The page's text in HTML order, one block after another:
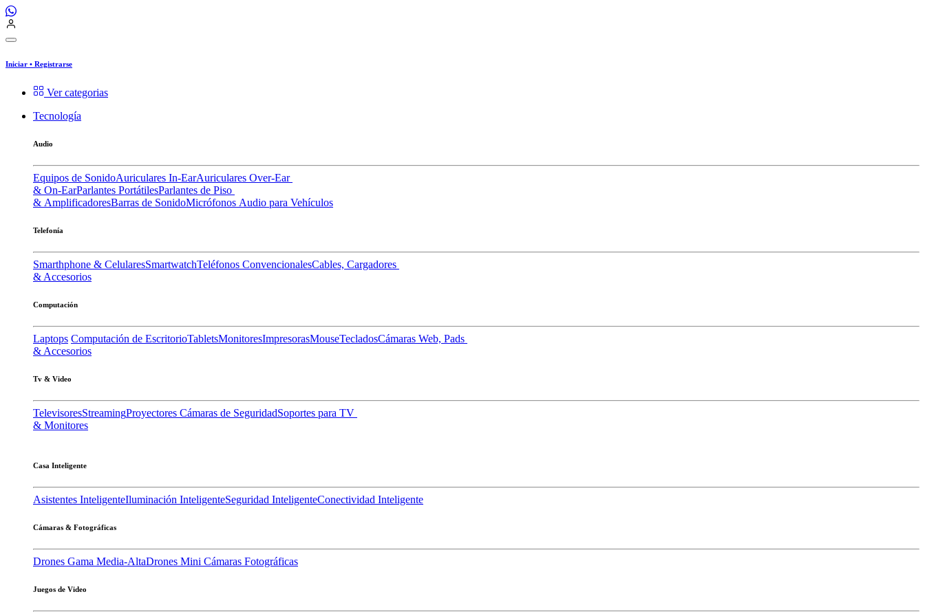
Iniciar • Registrarse
Ver categorias
Tecnología
Audio
Equipos de SonidoAuriculares In-EarAuriculares Over-Ear
& On-EarParlantes PortátilesParlantes de Piso
& AmplificadoresBarras de SonidoMicrófonos Audio para Vehículos
Telefonía
Smarthphone & CelularesSmartwatchTeléfonos ConvencionalesCables, Cargadores
& Accesorios
Computación
Laptops Computación de EscritorioTabletsMonitoresImpresorasMouseTecladosCámaras Web, Pads
& Accesorios
Tv & Video
TelevisoresStreamingProyectores Cámaras de SeguridadSoportes para TV
& Monitores
Casa Inteligente
Asistentes InteligenteIluminación InteligenteSeguridad InteligenteConectividad Inteligente
Cámaras & Fotográficas
Drones Gama Media-AltaDrones Mini Cámaras Fotográficas
Juegos de Video